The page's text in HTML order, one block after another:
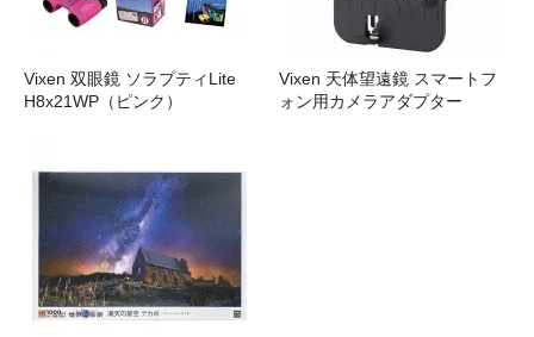
Vixen 双眼鏡 ソラプティLite
H8x21WP（ピンク）
Vixen 天体望遠鏡 スマートフ
ォン用カメラアダプター